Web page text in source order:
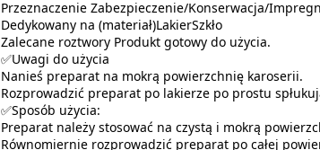
Przeznaczenie Zabezpieczenie/Konserwacja/
Dedykowany na (materiał)LakierSzkło
Zalecane roztwory Produkt gotowy do użycia.
✅Uwagi do użycia
Nanieś preparat na mokrą powierzchnię karoserii.
Rozprowadzić preparat po lakierze po prostu
✅Sposób użycia:
Preparat należy stosować na czystą i mokrą
Równomiernie rozprowadzić preparat po całej